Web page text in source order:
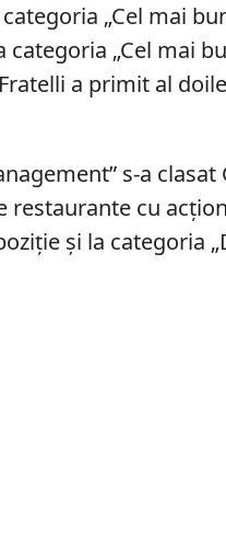
„Cel mai
„Cel mai
a primit al
s-a clasat
restaurante cu
și la categoria